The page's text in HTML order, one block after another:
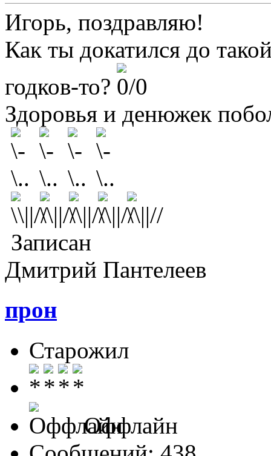
Игорь, поздравляю!
Как ты докатился до
годков-то?
Здоровья и денюжек
Записан
Дмитрий Пантелеев
прон
Старожил
Оффлайн